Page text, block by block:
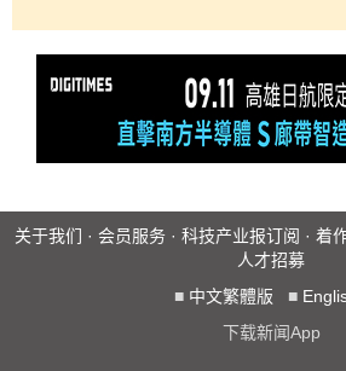
关于我们 · 会员服务 · 科技产业报订阅 · 着
人才招募
■ 中文繁體版 ■
下载新闻App